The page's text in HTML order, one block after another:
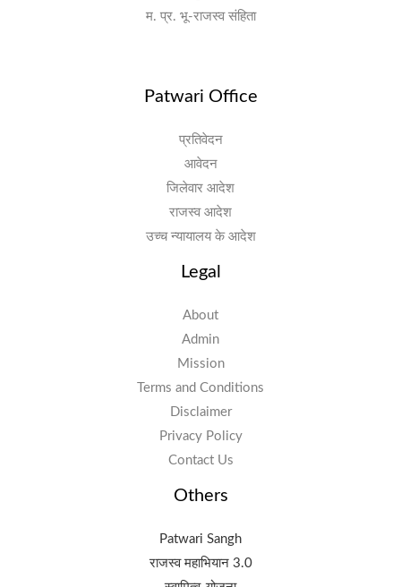
म. प्र. भू-राजस्व संहिता
Patwari Office
प्रतिवेदन
आवेदन
जिलेवार आदेश
राजस्व आदेश
उच्च न्यायालय के आदेश
Legal
About
Admin
Mission
Terms and Conditions
Disclaimer
Privacy Policy
Contact Us
Others
Patwari Sangh
राजस्व महाभियान 3.0